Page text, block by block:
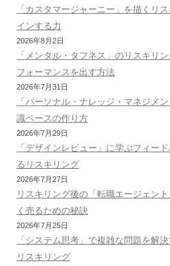
「カスタマージャーニー」を描くリ
インする力
2026年8月2日
「メンタル・タフネス」のリスキリ
フォーマンスを出す方法
2026年7月31日
「パーソナル・ナレッジ・マネジメ
識ベースの作り方
2026年7月29日
「デザインレビュー」に学ぶフィー
るリスキリング
2026年7月27日
リスキリング後の「転職エージェン
く売るための秘訣
2026年7月25日
「システム思考」で複雑な問題を解
リスキリング